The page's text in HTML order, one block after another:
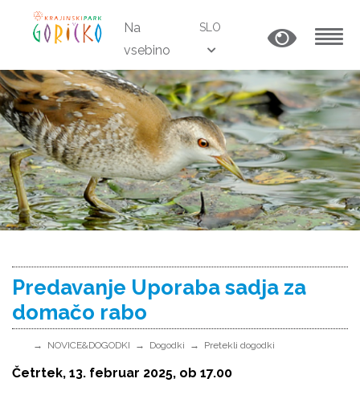
Na
vsebino
SLO
Predavanje Uporaba sadja za
domačo rabo
NOVICE&DOGODKI Dogodki Pretekli dogodki
Četrtek, 13. februar 2025, ob 17.00